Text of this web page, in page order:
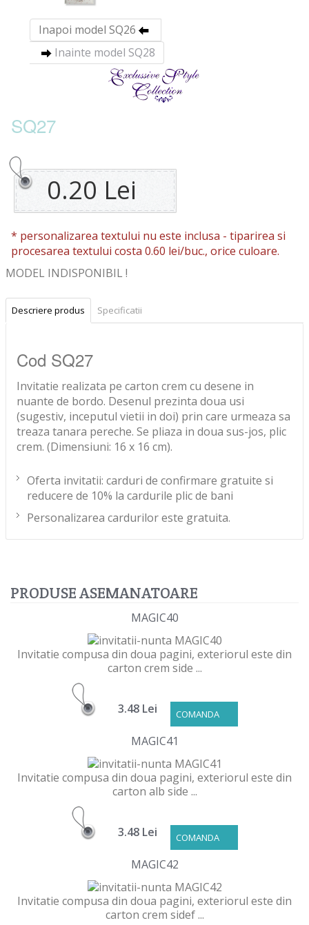
Inapoi model SQ26
Inainte model SQ28
SQ27
0.20 Lei
* personalizarea textului nu este inclusa - tiparirea si
procesarea textului costa 0.60 lei/buc., orice culoare.
MODEL INDISPONIBIL !
Descriere produs Specificatii
Cod SQ27
Invitatie realizata pe carton crem cu desene in
nuante de bordo. Desenul prezinta doua usi
(sugestiv, inceputul vietii in doi) prin care urmeaza sa
treaza tanara pereche. Se pliaza in doua sus-jos, plic
crem. (Dimensiuni: 16 x 16 cm).
Oferta invitatii: carduri de confirmare gratuite si
reducere de 10% la cardurile plic de bani
Personalizarea cardurilor este gratuita.
PRODUSE ASEMANATOARE
MAGIC40
Invitatie compusa din doua pagini, exteriorul este din
carton crem side ...
COMANDA
3.48 Lei
MAGIC41
Invitatie compusa din doua pagini, exteriorul este din
carton alb side ...
COMANDA
3.48 Lei
MAGIC42
Invitatie compusa din doua pagini, exteriorul este din
carton crem sidef ...